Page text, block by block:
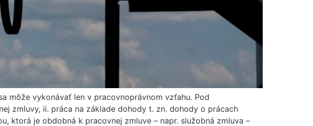
môže vykonávať len v pracovnoprávnom vzťahu. Pod
zmluvy, ii. práca na základe dohody t. zn. dohody o prácach
ktorá je obdobná k pracovnej zmluve – napr. služobná zmluva –